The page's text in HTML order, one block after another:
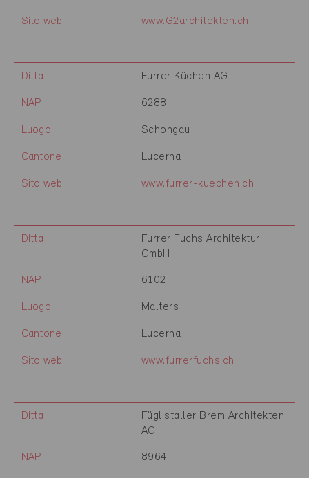
Sito web www.G2architekten.ch
Ditta Furrer Küchen AG
NAP 6288
Luogo Schongau
Cantone Lucerna
Sito web www.furrer-kuechen.ch
Ditta
Furrer Fuchs Architektur
GmbH
NAP 6102
Luogo Malters
Cantone Lucerna
Sito web www.furrerfuchs.ch
Ditta
Füglistaller Brem Architekten
AG
NAP 8964